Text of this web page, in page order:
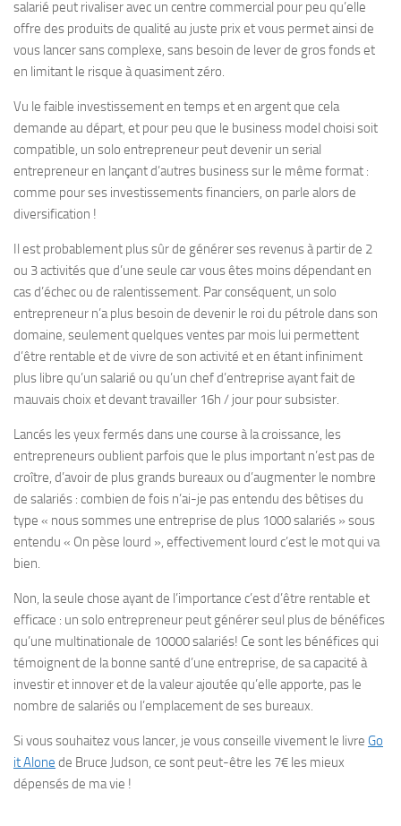
salarié peut rivaliser avec un centre commercial pour peu qu’elle
offre des produits de qualité au juste prix et vous permet ainsi de
vous lancer sans complexe, sans besoin de lever de gros fonds et
en limitant le risque à quasiment zéro.
Vu le faible investissement en temps et en argent que cela
demande au départ, et pour peu que le business model choisi soit
compatible, un solo entrepreneur peut devenir un serial
entrepreneur en lançant d’autres business sur le même format :
comme pour ses investissements financiers, on parle alors de
diversification !
Il est probablement plus sûr de générer ses revenus à partir de 2
ou 3 activités que d’une seule car vous êtes moins dépendant en
cas d’échec ou de ralentissement. Par conséquent, un solo
entrepreneur n’a plus besoin de devenir le roi du pétrole dans son
domaine, seulement quelques ventes par mois lui permettent
d’être rentable et de vivre de son activité et en étant infiniment
plus libre qu’un salarié ou qu’un chef d’entreprise ayant fait de
mauvais choix et devant travailler 16h / jour pour subsister.
Lancés les yeux fermés dans une course à la croissance, les
entrepreneurs oublient parfois que le plus important n’est pas de
croître, d’avoir de plus grands bureaux ou d’augmenter le nombre
de salariés : combien de fois n’ai-je pas entendu des bêtises du
type « nous sommes une entreprise de plus 1000 salariés » sous
entendu « On pèse lourd », effectivement lourd c’est le mot qui va
bien.
Non, la seule chose ayant de l’importance c’est d’être rentable et
efficace : un solo entrepreneur peut générer seul plus de bénéfices
qu’une multinationale de 10000 salariés! Ce sont les bénéfices qui
témoignent de la bonne santé d’une entreprise, de sa capacité à
investir et innover et de la valeur ajoutée qu’elle apporte, pas le
nombre de salariés ou l’emplacement de ses bureaux.
Si vous souhaitez vous lancer, je vous conseille vivement le livre Go
it Alone de Bruce Judson, ce sont peut-être les 7€ les mieux
dépensés de ma vie !